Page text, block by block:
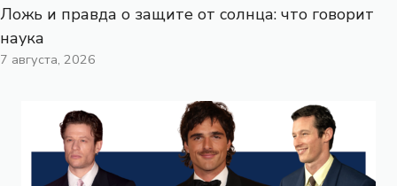
Ложь и правда о защите от солнца: что говорит
наука
7 августа, 2026